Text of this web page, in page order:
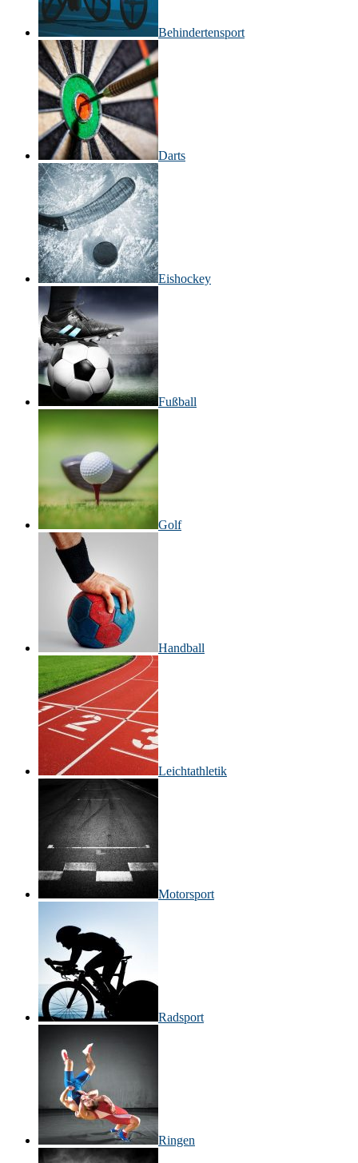
Behinderten­sport
Darts
Eishockey
Fußball
Golf
Handball
Leichtathletik
Motorsport
Radsport
Ringen